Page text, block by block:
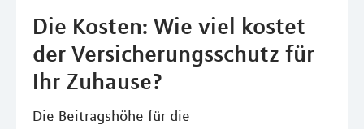
Die Kosten: Wie viel kostet
der Versicherungsschutz für
Ihr Zuhause?
Die Beitragshöhe für die